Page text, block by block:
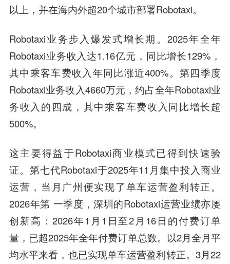
以上，并在海内外超20个城市部署Robotaxi。
Robotaxi业务步入爆发式增长期。2025年全年
Robotaxi业务收入达1.16亿元，同比增长129%，
其中乘客车费收入年同比涨近400%。第四季度
Robotaxi业务收入4660万元，约占全年Robotaxi业
务收入的四成，其中乘客车费收入同比增长超
500%。
这主要得益于Robotaxi商业模式已得到快速验
证。第七代Robotaxi于2025年11月集中投入商业
运营，当月广州便实现了单车运营盈利转正。
2026年第 一季度，深圳的Robotaxi运营业绩亦屡
创新高：2026年1月1日至2月16日的付费订单
量，已超2025年全年付费订单总数。以2月全月平
均水平来看，也已实现单车运营盈利转正。3月22